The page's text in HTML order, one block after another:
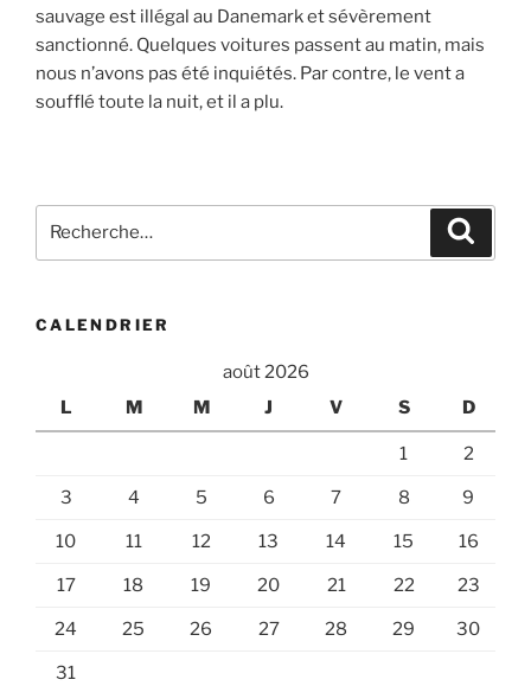
sauvage est illégal au Danemark et sévèrement
sanctionné. Quelques voitures passent au matin, mais
nous n’avons pas été inquiétés. Par contre, le vent a
soufflé toute la nuit, et il a plu.
pour
CALENDRIER
août 2026
L
M M J V S D
1 2
3 4 5 6 7 8 9
10 11 12 13 14 15 16
17 18 19 20 21 22 23
24 25 26 27 28 29 30
31